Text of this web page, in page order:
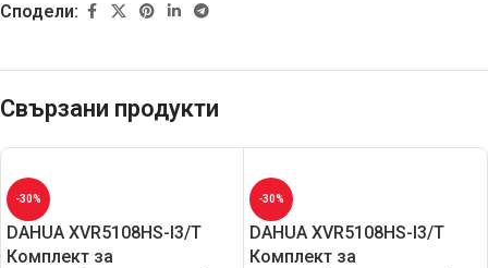
Сподели:
Свързани продукти
-30%
DAHUA XVR5108HS-I3/T
Комплект за
-30%
DAHUA XVR5108HS-I3/T
Комплект за